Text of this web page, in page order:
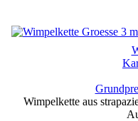
Wimpelkette aus